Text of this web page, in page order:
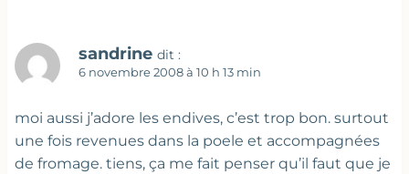
sandrine dit :
6 novembre 2008 à 10 h 13 min
moi aussi j’adore les endives, c’est trop bon. surtout
une fois revenues dans la poele et accompagnées
de fromage. tiens, ça me fait penser qu’il faut que je